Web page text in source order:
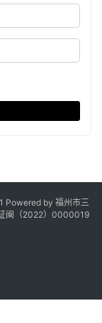
Powered by 福州市三
闽（2022）0000019